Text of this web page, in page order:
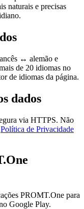
naturais e precisas
↔ alemão e
de 20 idiomas no
de idiomas da página.
dados
via HTTPS. Não
Política de Privacidade
PROMT.One para
Google Play.